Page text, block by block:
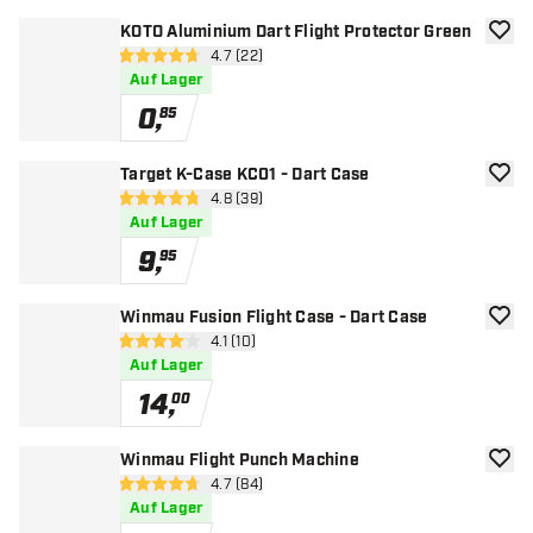
KOTO Aluminium Dart Flight Protector Green
Bewertungsbereich öffnen
4.7 Bewertungssterne
4.7 (22)
Auf Lager
0,85
Zur
Target K-Case KC01 - Dart Case
Bewertungsbereich öffnen
4.8 Bewertungssterne
4.8 (39)
Auf Lager
9,95
Zur
Winmau Fusion Flight Case - Dart Case
Bewertungsbereich öffnen
4.1 Bewertungssterne
4.1 (10)
Auf Lager
14,00
Zur
Winmau Flight Punch Machine
Bewertungsbereich öffnen
4.7 Bewertungssterne
4.7 (84)
Auf Lager
Zur